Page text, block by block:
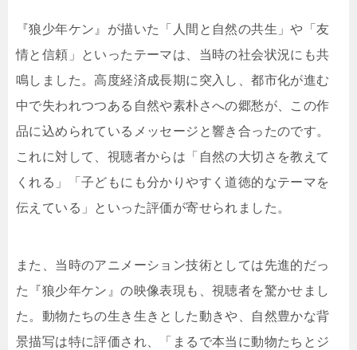
『狼少年ケン』が描いた「人間と自然の共生」や「友
情と信頼」といったテーマは、当時の社会状況にも共
鳴しました。高度経済成長期に突入し、都市化が進む
中で失われつつある自然や素朴さへの郷愁が、この作
品に込められているメッセージと響き合ったのです。
これに対して、視聴者からは「自然の大切さを教えて
くれる」「子どもにも分かりやすく道徳的なテーマを
伝えている」といった評価が寄せられました。
また、当時のアニメーション技術としては先進的だっ
た『狼少年ケン』の映像表現も、視聴者を驚かせまし
た。動物たちの生き生きとした動きや、自然豊かな背
景描写は特に評価され、「まるで本当に動物たちとジ